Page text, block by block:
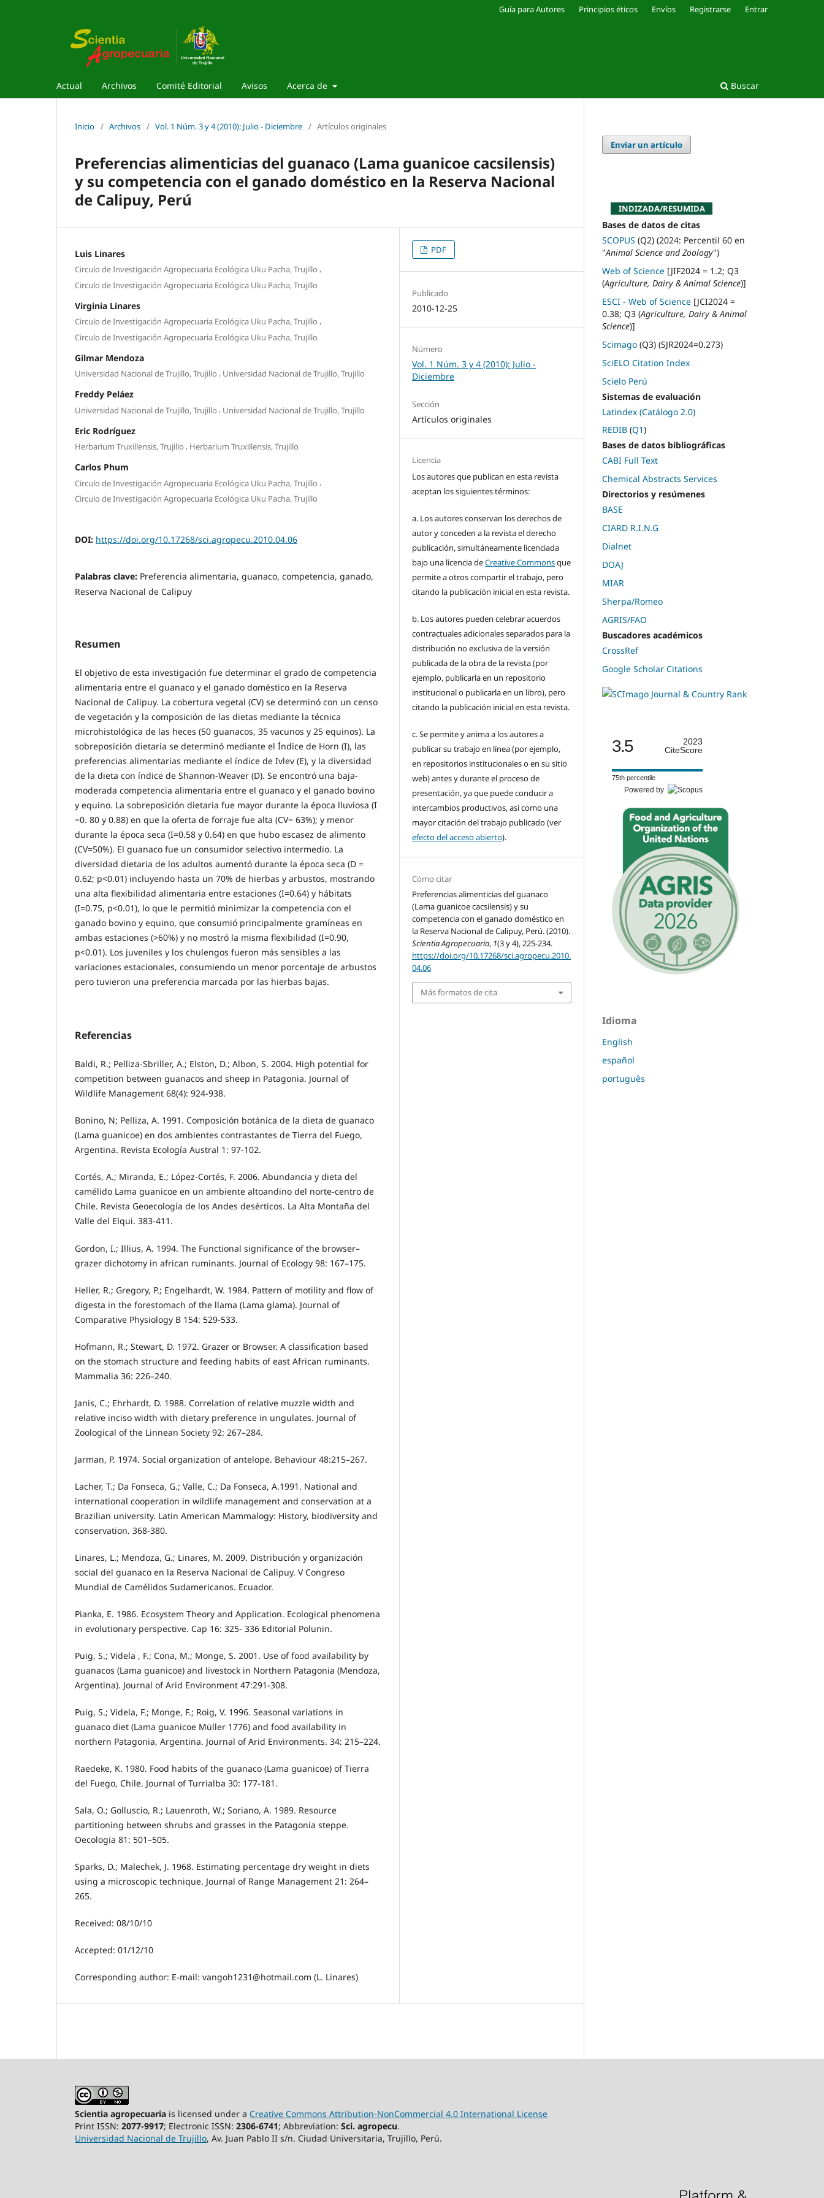
Actual Archivos Comité Editorial Avisos Acerca de Buscar
Guía para Autores Principios éticos Envíos Registrarse Entrar
Inicio / Archivos / Vol. 1 Núm. 3 y 4 (2010): Julio - Diciembre / Artículos originales
Preferencias alimenticias del guanaco (Lama guanicoe cacsilensis)
y su competencia con el ganado doméstico en la Reserva Nacional
de Calipuy, Perú
Luis Linares
Circulo de Investigación Agropecuaria Ecológica Uku Pacha, Trujillo ,
Circulo de Investigación Agropecuaria Ecológica Uku Pacha, Trujillo
Virginia Linares
Circulo de Investigación Agropecuaria Ecológica Uku Pacha, Trujillo ,
Circulo de Investigación Agropecuaria Ecológica Uku Pacha, Trujillo
Gilmar Mendoza
Universidad Nacional de Trujillo, Trujillo , Universidad Nacional de Trujillo, Trujillo
Freddy Peláez
Universidad Nacional de Trujillo, Trujillo , Universidad Nacional de Trujillo, Trujillo
Eric Rodríguez
Herbarium Truxillensis, Trujillo , Herbarium Truxillensis, Trujillo
Carlos Phum
Circulo de Investigación Agropecuaria Ecológica Uku Pacha, Trujillo ,
Circulo de Investigación Agropecuaria Ecológica Uku Pacha, Trujillo
DOI: https://doi.org/10.17268/sci.agropecu.2010.04.06
Palabras clave: Preferencia alimentaria, guanaco, competencia, ganado,
Reserva Nacional de Calipuy
Resumen
El objetivo de esta investigación fue determinar el grado de competencia
alimentaria entre el guanaco y el ganado doméstico en la Reserva
Nacional de Calipuy. La cobertura vegetal (CV) se determinó con un censo
de vegetación y la composición de las dietas mediante la técnica
microhistológica de las heces (50 guanacos, 35 vacunos y 25 equinos). La
sobreposición dietaria se determinó mediante el Índice de Horn (I), las
preferencias alimentarias mediante el índice de Ivlev (E), y la diversidad
de la dieta con índice de Shannon-Weaver (D). Se encontró una baja-
moderada competencia alimentaria entre el guanaco y el ganado bovino
y equino. La sobreposición dietaria fue mayor durante la época lluviosa (I
=0. 80 y 0.88) en que la oferta de forraje fue alta (CV= 63%); y menor
durante la época seca (I=0.58 y 0.64) en que hubo escasez de alimento
(CV=50%). El guanaco fue un consumidor selectivo intermedio. La
diversidad dietaria de los adultos aumentó durante la época seca (D =
0.62; p<0.01) incluyendo hasta un 70% de hierbas y arbustos, mostrando
una alta flexibilidad alimentaria entre estaciones (I=0.64) y hábitats
(I=0.75, p<0.01), lo que le permitió minimizar la competencia con el
ganado bovino y equino, que consumió principalmente gramíneas en
ambas estaciones (>60%) y no mostró la misma flexibilidad (I=0.90,
p<0.01). Los juveniles y los chulengos fueron más sensibles a las
variaciones estacionales, consumiendo un menor porcentaje de arbustos
pero tuvieron una preferencia marcada por las hierbas bajas.
Referencias
Baldi, R.; Pelliza-Sbriller, A.; Elston, D.; Albon, S. 2004. High potential for
competition between guanacos and sheep in Patagonia. Journal of
Wildlife Management 68(4): 924-938.
Bonino, N; Pelliza, A. 1991. Composición botánica de la dieta de guanaco
(Lama guanicoe) en dos ambientes contrastantes de Tierra del Fuego,
Argentina. Revista Ecología Austral 1: 97-102.
Cortés, A.; Miranda, E.; López-Cortés, F. 2006. Abundancia y dieta del
camélido Lama guanicoe en un ambiente altoandino del norte-centro de
Chile. Revista Geoecología de los Andes desérticos. La Alta Montaña del
Valle del Elqui. 383-411.
Gordon, I.; Illius, A. 1994. The Functional significance of the browser–
grazer dichotomy in african ruminants. Journal of Ecology 98: 167–175.
Heller, R.; Gregory, P.; Engelhardt, W. 1984. Pattern of motility and flow of
digesta in the forestomach of the llama (Lama glama). Journal of
Comparative Physiology B 154: 529-533.
Hofmann, R.; Stewart, D. 1972. Grazer or Browser. A classification based
on the stomach structure and feeding habits of east African ruminants.
Mammalia 36: 226–240.
Janis, C.; Ehrhardt, D. 1988. Correlation of relative muzzle width and
relative inciso width with dietary preference in ungulates. Journal of
Zoological of the Linnean Society 92: 267–284.
Jarman, P. 1974. Social organization of antelope. Behaviour 48:215–267.
Lacher, T.; Da Fonseca, G.; Valle, C.; Da Fonseca, A.1991. National and
international cooperation in wildlife management and conservation at a
Brazilian university. Latin American Mammalogy: History, biodiversity and
conservation. 368-380.
Linares, L.; Mendoza, G.; Linares, M. 2009. Distribución y organización
social del guanaco en la Reserva Nacional de Calipuy. V Congreso
Mundial de Camélidos Sudamericanos. Ecuador.
Pianka, E. 1986. Ecosystem Theory and Application. Ecological phenomena
in evolutionary perspective. Cap 16: 325- 336 Editorial Polunin.
Puig, S.; Videla , F.; Cona, M.; Monge, S. 2001. Use of food availability by
guanacos (Lama guanicoe) and livestock in Northern Patagonia (Mendoza,
Argentina). Journal of Arid Environment 47:291-308.
Puig, S.; Videla, F.; Monge, F.; Roig, V. 1996. Seasonal variations in
guanaco diet (Lama guanicoe Müller 1776) and food availability in
northern Patagonia, Argentina. Journal of Arid Environments. 34: 215–224.
Raedeke, K. 1980. Food habits of the guanaco (Lama guanicoe) of Tierra
del Fuego, Chile. Journal of Turrialba 30: 177-181.
Sala, O.; Golluscio, R.; Lauenroth, W.; Soriano, A. 1989. Resource
partitioning between shrubs and grasses in the Patagonia steppe.
Oecologia 81: 501–505.
Sparks, D.; Malechek, J. 1968. Estimating percentage dry weight in diets
using a microscopic technique. Journal of Range Management 21: 264–
265.
Received: 08/10/10
Accepted: 01/12/10
Corresponding author: E-mail: vangoh1231@hotmail.com (L. Linares)
PDF
Publicado
2010-12-25
Número
Vol. 1 Núm. 3 y 4 (2010): Julio -
Diciembre
Sección
Artículos originales
Licencia
Los autores que publican en esta revista
aceptan los siguientes términos:
a. Los autores conservan los derechos de
autor y conceden a la revista el derecho
publicación, simultáneamente licenciada
bajo una licencia deCreative Commonsque
permite a otros compartir el trabajo, pero
citando la publicación inicial en esta revista.
b. Los autores pueden celebrar acuerdos
contractuales adicionales separados para la
distribución no exclusiva de la versión
publicada de la obra de la revista (por
ejemplo, publicarla en un repositorio
institucional o publicarla en un libro), pero
citando la publicación inicial en esta revista.
c. Se permite y anima a los autores a
publicar su trabajo en línea (por ejemplo,
en repositorios institucionales o en su sitio
web) antes y durante el proceso de
presentación, ya que puede conducir a
intercambios productivos, así como una
mayor citación del trabajo publicado (ver
efecto del acceso abierto).
Cómo citar
Preferencias alimenticias del guanaco
(Lama guanicoe cacsilensis) y su
competencia con el ganado doméstico en
la Reserva Nacional de Calipuy, Perú. (2010).
Scientia Agropecuaria, 1(3 y 4), 225-234.
https://doi.org/10.17268/sci.agropecu.2010.
04.06
Más formatos de cita
Enviar un artículo
INDIZADA/RESUMIDA
Bases de datos de citas
SCOPUS (Q2) (2024: Percentil 60 en
"Animal Science and Zoology")
Web of Science [JIF2024 = 1.2; Q3
(Agriculture, Dairy & Animal Science)]
ESCI - Web of Science [JCI2024 =
0.38; Q3 (Agriculture, Dairy & Animal
Science)]
Scimago (Q3) (SJR2024=0.273)
SciELO Citation Index
Scielo Perú
Sistemas de evaluación
Latindex (Catálogo 2.0)
REDIB (Q1)
Bases de datos bibliográficas
CABI Full Text
Chemical Abstracts Services
Directorios y resúmenes
BASE
CIARD R.I.N.G
Dialnet
DOAJ
MIAR
Sherpa/Romeo
AGRIS/FAO
Buscadores académicos
CrossRef
Google Scholar Citations
3.5
2023
CiteScore
75th percentile
Powered by
Idioma
English
español
português
Scientia agropecuaria is licensed under a Creative Commons Attribution-NonCommercial 4.0 International License
Print ISSN: 2077-9917; Electronic ISSN: 2306-6741; Abbreviation: Sci. agropecu.
Universidad Nacional de Trujillo, Av. Juan Pablo II s/n. Ciudad Universitaria, Trujillo, Perú.